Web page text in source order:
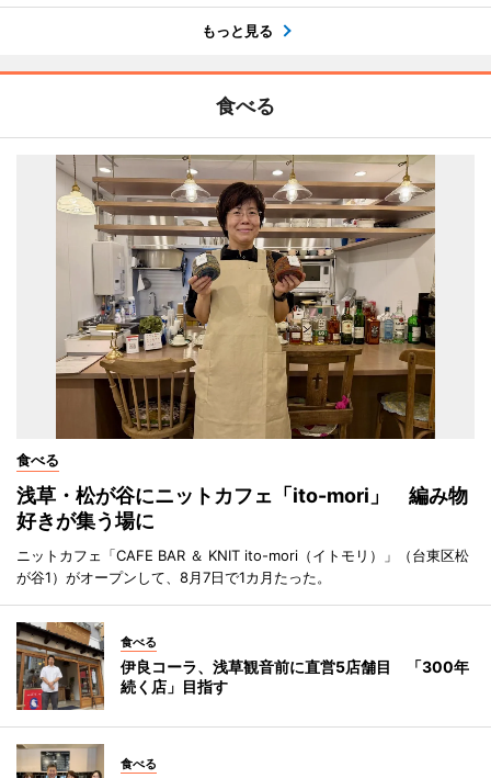
もっと見る
食べる
食べる
浅草・松が谷にニットカフェ「ito-mori」 編み物
好きが集う場に
ニットカフェ「CAFE BAR ＆ KNIT ito-mori（イトモリ）」（台東区松
が谷1）がオープンして、8月7日で1カ月たった。
食べる
伊良コーラ、浅草観音前に直営5店舗目 「300年
続く店」目指す
食べる